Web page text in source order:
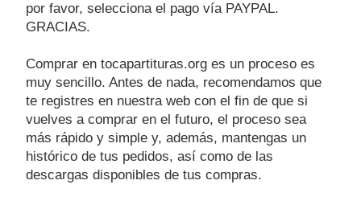
por favor, selecciona el pago vía PAYPAL.
GRACIAS.
Comprar en tocapartituras.org es un proceso es
muy sencillo. Antes de nada, recomendamos que
te registres en nuestra web con el fin de que si
vuelves a comprar en el futuro, el proceso sea
más rápido y simple y, además, mantengas un
histórico de tus pedidos, así como de las
descargas disponibles de tus compras.